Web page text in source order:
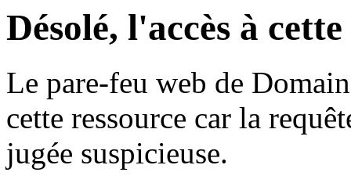
Désolé, l'accès à
Le pare-feu web de
cette ressource car la
jugée suspicieuse.